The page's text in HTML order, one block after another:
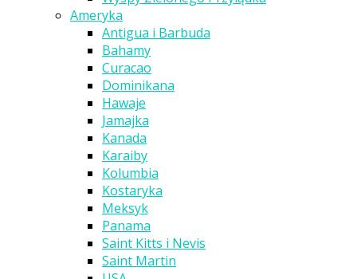
Ameryka
Antigua i Barbuda
Bahamy
Curacao
Dominikana
Hawaje
Jamajka
Kanada
Karaiby
Kolumbia
Kostaryka
Meksyk
Panama
Saint Kitts i Nevis
Saint Martin